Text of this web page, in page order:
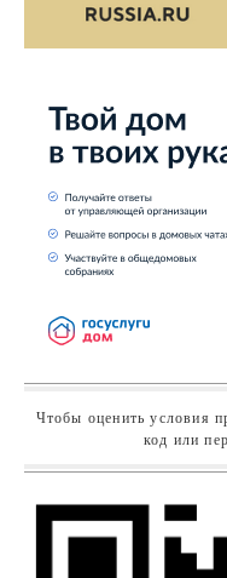
Чтобы оценить условия
код или